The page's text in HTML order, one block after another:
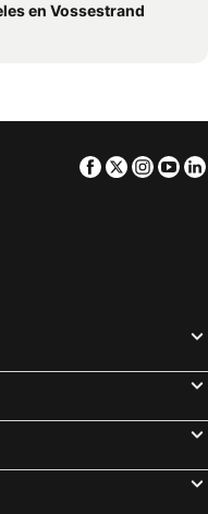
en Beijing
en Isla Margarita
en Vossestrand
Facebook
Twitter